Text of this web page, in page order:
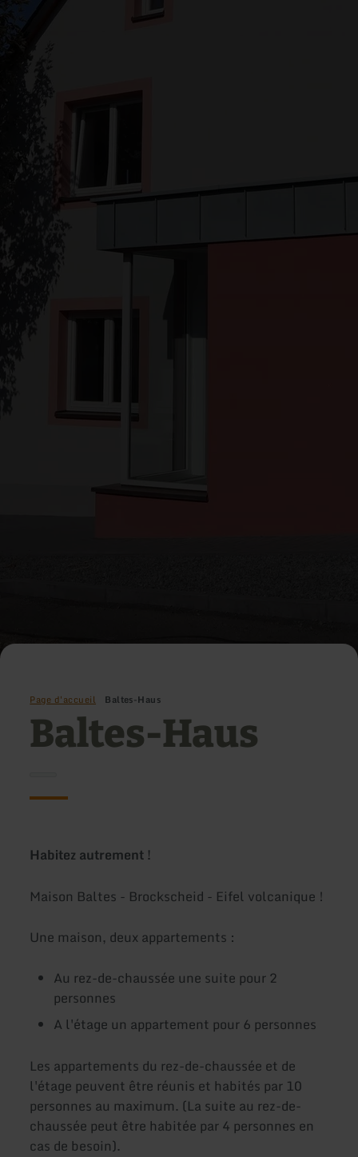
Page d'accueil Baltes-Haus
Baltes-Haus
Habitez autrement !
Maison Baltes - Brockscheid - Eifel volcanique !
Une maison, deux appartements :
Au rez-de-chaussée une suite pour 2
personnes
A l'étage un appartement pour 6 personnes
Les appartements du rez-de-chaussée et de
l'étage peuvent être réunis et habités par 10
personnes au maximum. (La suite au rez-de-
chaussée peut être habitée par 4 personnes en
cas de besoin).